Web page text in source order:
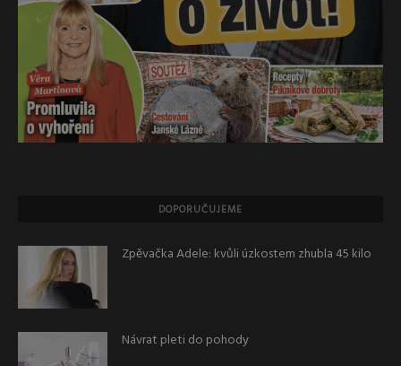
DOPORUČUJEME
Zpěvačka Adele: kvůli úzkostem zhubla 45 kilo
Návrat pleti do pohody